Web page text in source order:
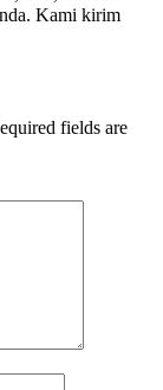
Kami kirim
fields are